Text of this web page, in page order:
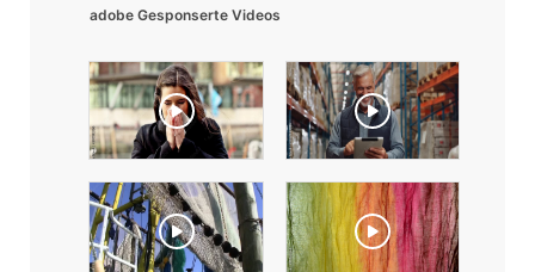
adobe Gesponserte Videos